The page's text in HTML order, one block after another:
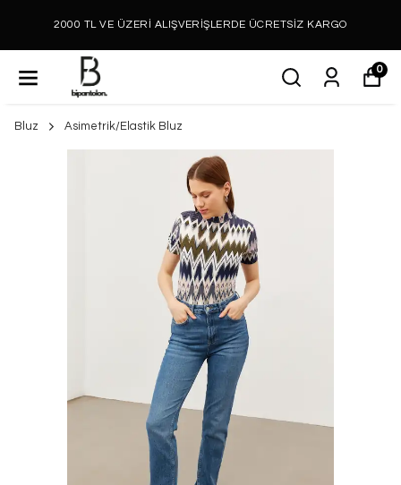
2000 TL VE ÜZERİ ALIŞVERİŞLERDE ÜCRETSİZ KARGO
0
Bluz Asimetrik/Elastik Bluz